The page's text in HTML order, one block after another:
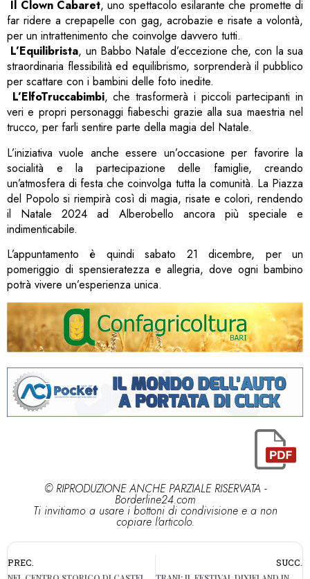
Il Clown Cabaret, uno spettacolo esilarante che promette di
far ridere a crepapelle con gag, acrobazie e risate a volontà,
per un intrattenimento che coinvolge davvero tutti.
L’Equilibrista, un Babbo Natale d’eccezione che, con la sua
straordinaria flessibilità ed equilibrismo, sorprenderà il pubblico
per scattare con i bambini delle foto inedite.
L’ElfoTruccabimbi, che trasformerà i piccoli partecipanti in
veri e propri personaggi fiabeschi grazie alla sua maestria nel
trucco, per farli sentire parte della magia del Natale.
L’iniziativa vuole anche essere un’occasione per favorire la
socialità e la partecipazione delle famiglie, creando
un’atmosfera di festa che coinvolga tutta la comunità. La Piazza
del Popolo si riempirà così di magia, risate e colori, rendendo
il Natale 2024 ad Alberobello ancora più speciale e
indimenticabile.
L’appuntamento è quindi sabato 21 dicembre, per un
pomeriggio di spensieratezza e allegria, dove ogni bambino
potrà vivere un’esperienza unica.
© RIPRODUZIONE ANCHE PARZIALE RISERVATA -
Borderline24.com
Ti invitiamo a usare i bottoni di condivisione e a non
copiare l'articolo.
PREC.
SUCC.